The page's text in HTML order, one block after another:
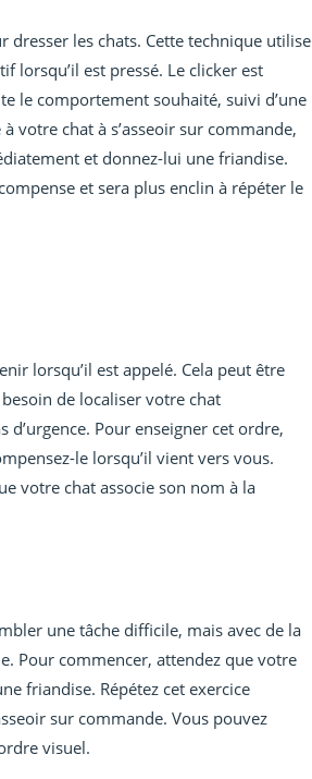
les chats. Cette technique utilise
lorsqu’il est pressé. Le clicker est
le comportement souhaité, suivi d’une
votre chat à s’asseoir sur commande,
et donnez-lui une friandise.
et sera plus enclin à répéter le
lorsqu’il est appelé. Cela peut être
de localiser votre chat
Pour enseigner cet ordre,
le lorsqu’il vient vers vous.
votre chat associe son nom à la
une tâche difficile, mais avec de la
Pour commencer, attendez que votre
friandise. Répétez cet exercice
sur commande. Vous pouvez
visuel.